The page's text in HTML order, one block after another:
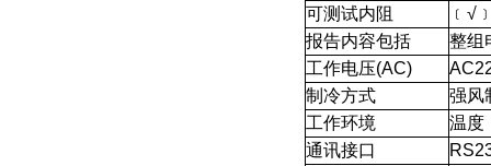
可测试内阻
报告内容包括
整组
工作电压(AC)
制冷方式
强风
工作环境
温度
通讯接口